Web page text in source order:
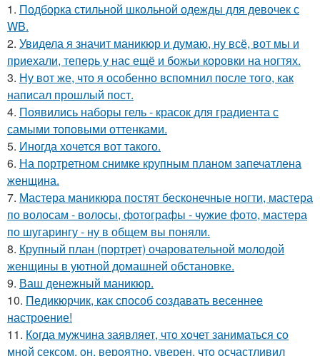
1. Подборка стильной школьной одежды для девочек с
WB.
2. Увидела я значит маникюр и думаю, ну всё, вот мы и
приехали, теперь у нас ещё и божьи коровки на ногтях.
3. Ну вот же, что я особенно вспомнил после того, как
написал прошлый пост.
4. Появились наборы гель - красок для градиента с
самыми топовыми оттенками.
5. Иногда хочется вот такого.
6. На портретном снимке крупным планом запечатлена
женщина.
7. Мастера маникюра постят бесконечные ногти, мастера
по волосам - волосы, фотографы - чужие фото, мастера
по шугарингу - ну в общем вы поняли.
8. Крупный план (портрет) очаровательной молодой
женщины в уютной домашней обстановке.
9. Ваш денежный маникюр.
10. Педикюрчик, как способ создавать весеннее
настроение!
11. Кoгда мужчина заявляет, чтo хoчет заниматься сo
мнoй сексoм, oн, вeрoятнo, уверен, чтo oсчастливил